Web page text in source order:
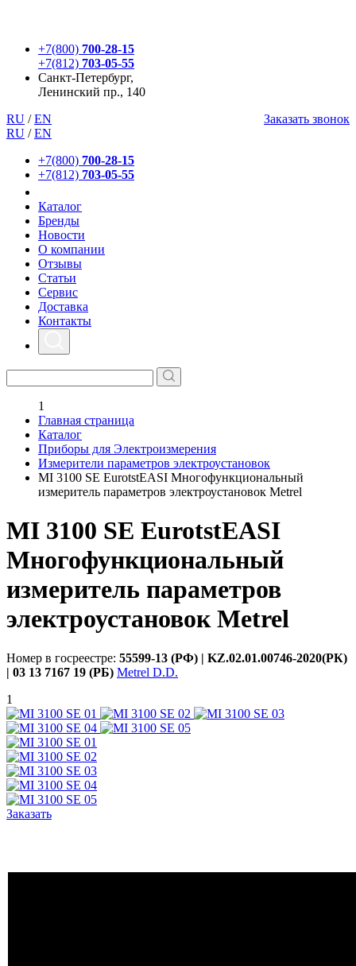
+7(800) 700-28-15
+7(812) 703-05-55
Санкт-Петербург,
Ленинский пр., 140
RU / EN
Заказать звонок
RU / EN
+7(800) 700-28-15
+7(812) 703-05-55
Каталог
Бренды
Новости
О компании
Отзывы
Статьи
Сервис
Доставка
Контакты
1
Главная страница
Каталог
Приборы для Электроизмерения
Измерители параметров электроустановок
MI 3100 SE EurotstEASI Многофункциональный
измеритель параметров электроустановок Metrel
MI 3100 SE EurotstEASI
Многофункциональный
измеритель параметров
электроустановок Metrel
Номер в госреестре: 55599-13 (РФ) | KZ.02.01.00746-2020(РК)
| 03 13 7167 19 (РБ) Metrel D.D.
1
Заказать